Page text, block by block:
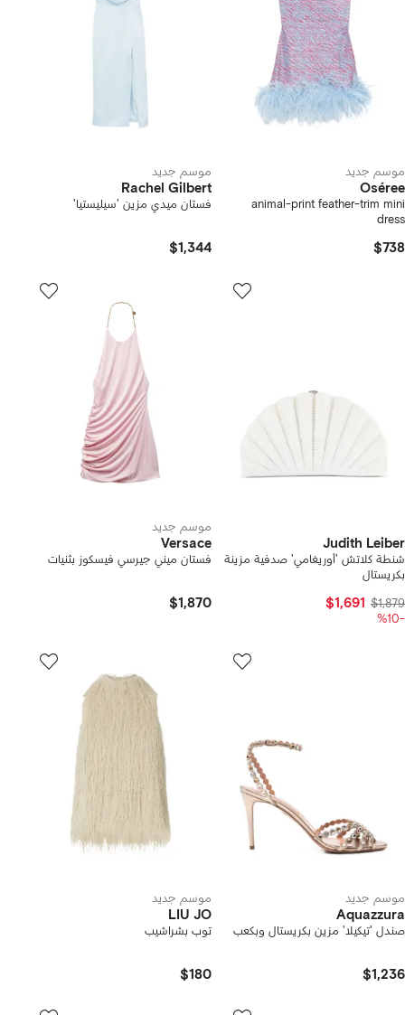
موسم جديد
Oséree
animal-print feather-trim mini
dress
$738
موسم جديد
Rachel Gilbert
فستان ميدي مزين 'سيليستيا'
$1,344
Judith Leiber
شنطة كلاتش 'أوريغامي' صدفية مزينة
بكريستال
$1,879
$1,691
-%10
موسم جديد
Versace
فستان ميني جيرسي فيسكوز بثنيات
$1,870
موسم جديد
Aquazzura
صندل 'تيكيلا' مزين بكريستال وبكعب
$1,236
موسم جديد
LIU JO
توب بشراشيب
$180